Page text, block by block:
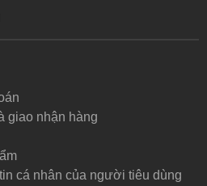
giao nhận hàng
cá nhân của người tiêu dùng